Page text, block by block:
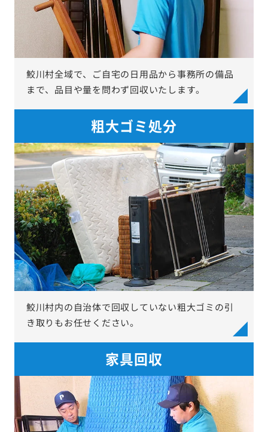
鮫川村全域で、ご自宅の日用品から事務所の備品
まで、品目や量を問わず回収いたします。
粗大ゴミ処分
鮫川村内の自治体で回収していない粗大ゴミの引
き取りもお任せください。
家具回収